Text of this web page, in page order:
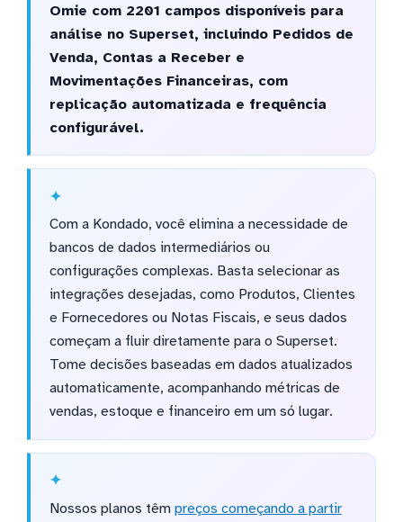
Omie com 2201 campos disponíveis para
análise no Superset, incluindo Pedidos de
Venda, Contas a Receber e
Movimentações Financeiras, com
replicação automatizada e frequência
configurável.
Com a Kondado, você elimina a necessidade de
bancos de dados intermediários ou
configurações complexas. Basta selecionar as
integrações desejadas, como Produtos, Clientes
e Fornecedores ou Notas Fiscais, e seus dados
começam a fluir diretamente para o Superset.
Tome decisões baseadas em dados atualizados
automaticamente, acompanhando métricas de
vendas, estoque e financeiro em um só lugar.
Nossos planos têm preços começando a partir